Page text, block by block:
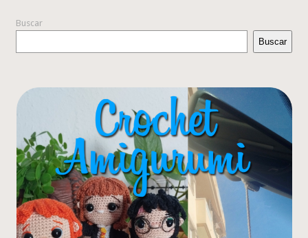
Buscar
Buscar